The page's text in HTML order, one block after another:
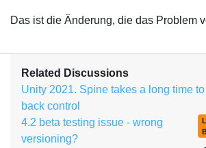
Das ist die Änderung, die das Problem
Related Discussions
Unity 2021. Spine takes a long time
back control
4.2 beta testing issue - wrong
versioning?